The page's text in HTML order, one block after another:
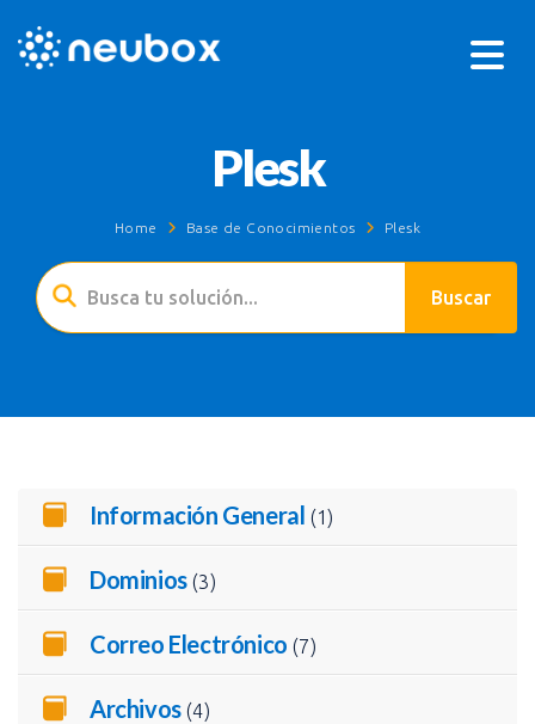
Plesk
Home Base de Conocimientos Plesk
Información General (1)
Dominios(3)
Correo Electrónico (7)
Archivos(4)